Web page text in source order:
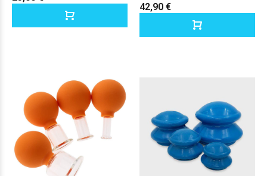
42,90 €